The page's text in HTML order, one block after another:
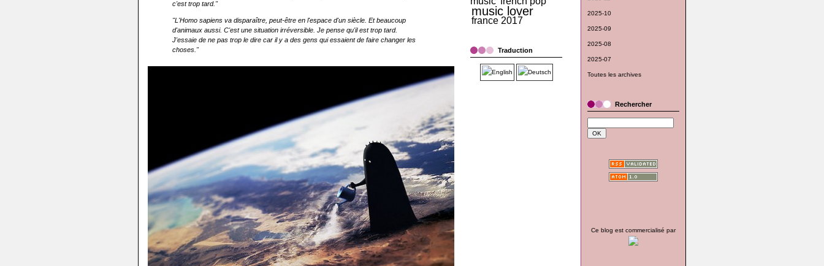
c'est trop tard."
"L'Homo sapiens va disparaître, peut-être en l'espace d'un siècle. Et beaucoup
d'animaux aussi. C'est une situation irréversible. Je pense qu'il est trop tard.
J'essaie de ne pas trop le dire car il y a des gens qui essaient de faire changer les
choses."
music lover
france 2017
Traduction
2025-10
2025-09
2025-08
2025-07
Toutes les archives
Rechercher
Ce blog est commercialisé par